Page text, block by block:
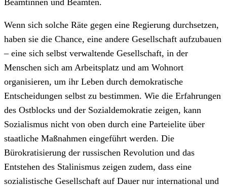
Wenn sich solche Räte gegen eine Regierung durchsetzen,
haben sie die Chance, eine andere Gesellschaft aufzubauen
– eine sich selbst verwaltende Gesellschaft, in der
Menschen sich am Arbeitsplatz und am Wohnort
organisieren, um ihr Leben durch demokratische
Entscheidungen selbst zu bestimmen. Wie die Erfahrungen
des Ostblocks und der Sozialdemokratie zeigen, kann
Sozialismus nicht von oben durch eine Parteielite über
staatliche Maßnahmen eingeführt werden. Die
Bürokratisierung der russischen Revolution und das
Entstehen des Stalinismus zeigen zudem, dass eine
sozialistische Gesellschaft auf Dauer nur international und